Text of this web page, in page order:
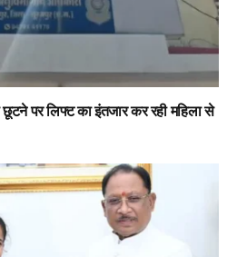
पर लिफ्ट का इंतजार कर रही महिला से